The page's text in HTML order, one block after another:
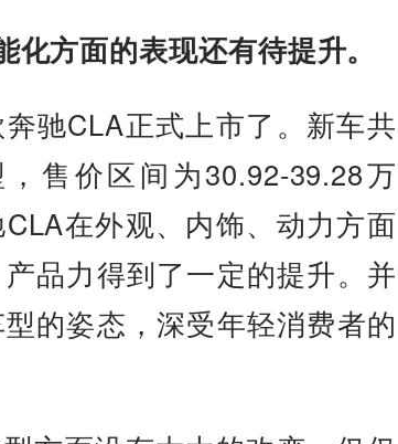
化方面的表现还有待提升。
驰CLA正式上市了。新车共
售价区间为30.92-39.28万
在外观、内饰、动力方面
品力得到了一定的提升。并
的姿态，深受年轻消费者的